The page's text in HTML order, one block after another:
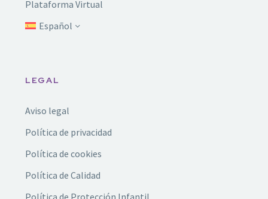
Plataforma Virtual
Español
LEGAL
Aviso legal
Política de privacidad
Política de cookies
Política de Calidad
Política de Protección Infantil